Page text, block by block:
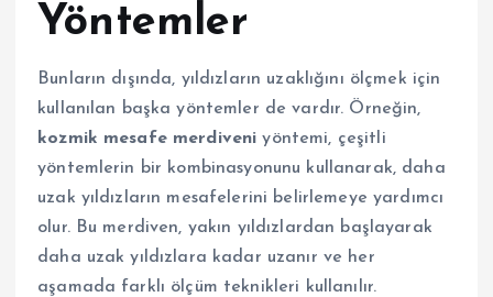
Yöntemler
Bunların dışında, yıldızların uzaklığını ölçmek için
kullanılan başka yöntemler de vardır. Örneğin,
kozmik mesafe merdiveni yöntemi, çeşitli
yöntemlerin bir kombinasyonunu kullanarak, daha
uzak yıldızların mesafelerini belirlemeye yardımcı
olur. Bu merdiven, yakın yıldızlardan başlayarak
daha uzak yıldızlara kadar uzanır ve her
aşamada farklı ölçüm teknikleri kullanılır.